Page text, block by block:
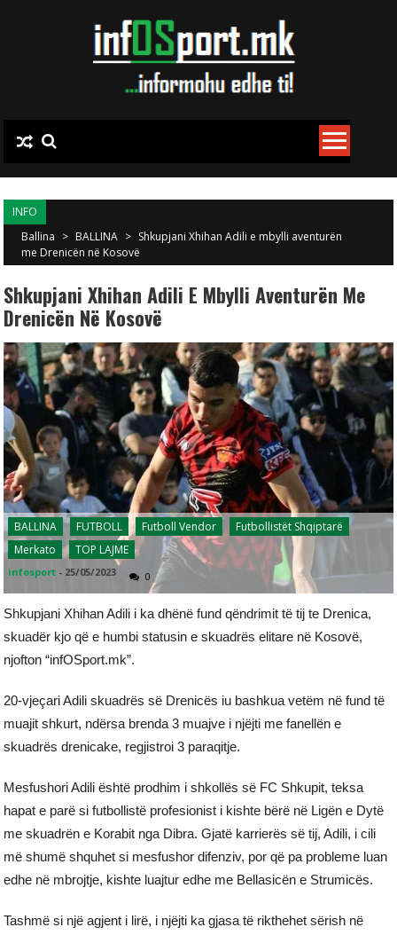
INFO
Ballina > BALLINA > Shkupjani Xhihan Adili e mbylli aventurën
me Drenicën në Kosovë
Shkupjani Xhihan Adili E Mbylli Aventurën Me
Drenicën Në Kosovë
BALLINA FUTBOLL Futboll Vendor
Futbollistët Shqiptarë
Merkato
TOP LAJME
infosport - 25/05/2023 0
Shkupjani Xhihan Adili i ka dhënë fund qëndrimit të tij te Drenica,
skuadër kjo që e humbi statusin e skuadrës elitare në Kosovë,
njofton “infOSport.mk”.
20-vjeçari Adili skuadrës së Drenicës iu bashkua vetëm në fund të
muajit shkurt, ndërsa brenda 3 muajve i njëjti me fanellën e
skuadrës drenicake, regjistroi 3 paraqitje.
Mesfushori Adili është prodhim i shkollës së FC Shkupit, teksa
hapat e parë si futbollistë profesionist i kishte bërë në Ligën e Dytë
me skuadrën e Korabit nga Dibra. Gjatë karrierës së tij, Adili, i cili
më shumë shquhet si mesfushor difenziv, por që pa probleme luan
edhe në mbrojtje, kishte luajtur edhe me Bellasicën e Strumicës.
Tashmë si një agjent i lirë, i njëjti ka gjasa të rikthehet sërish në